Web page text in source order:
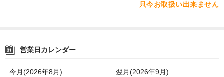
只今お取扱い出来ません
営業日カレンダー
今月(2026年8月)
翌月(2026年9月)